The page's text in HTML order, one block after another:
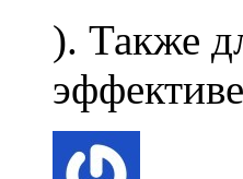
). Также